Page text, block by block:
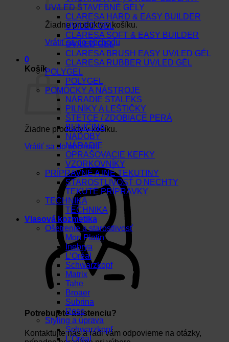
Žiadne produkty v košíku.
Vrátiť sa do obchodu
0
Košík
Žiadne produkty v košíku.
Vrátiť sa do obchodu
Potrebujete asistenciu?
Kontaktujte nás a radi vám odpovieme na otázky,
UV/LED STAVEBNÉ GÉLY
CLARESA HARD & EASY BUILDER
UV/LED GEL
CLARESA SOFT & EASY BUILDER
UV/LED GEL
CLARESA BRUSH EASY UV/LED GÉL
CLARESA RUBBER UV/LED GÉL
POLYGEL
POLYGEL
POMÔCKY A NÁSTROJE
NÁRADIE STALEKS
PILNÍKY A LEŠTIČKY
ŠTETCE / ZDOBIACE PERÁ
BUNIČINA
NÁDOBY
NÁRADIE
OPRAŠOVACIE KEFKY
VZORKOVNÍKY
PRÍPRAVNÉ A INÉ TEKUTINY
STAROSTLIVOSŤ O NECHTY
TEKUTÉ PRÍPRAVKY
TECHNIKA
TECHNIKA
Vlasová kozmetika
Ošetrenie a starostlivosť
Mon Platin
Inebrya
L’Oréal
Schwarzkopf
Matrix
Tahe
Broaer
Subrina
Roso
Styling a úprava
Schwarzkopf
L’Oréal